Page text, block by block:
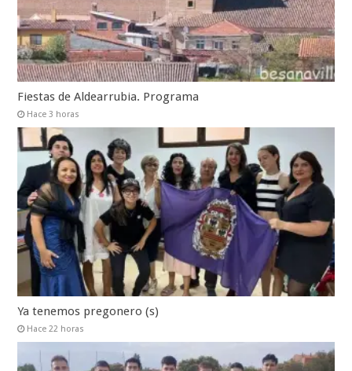
Fiestas de Aldearrubia. Programa
Hace 3 horas
Ya tenemos pregonero (s)
Hace 22 horas